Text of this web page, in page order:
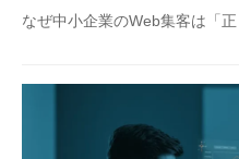
なぜ中小企業のWeb集客は「